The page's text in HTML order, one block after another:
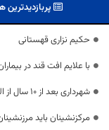
پربازدیدترین
حکیم نزاری قهستانی
با علایم افت قند در
شهرداری بعد از ۱۰ سال از الحاق، سهمی از مهرشهر نگرفته است
مرکزنشینان باید